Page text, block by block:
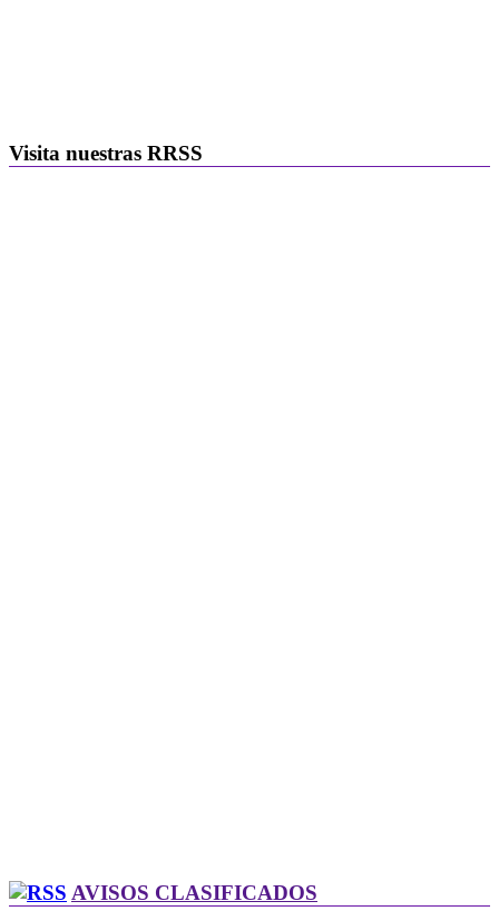
Visita nuestras RRSS
AVISOS CLASIFICADOS